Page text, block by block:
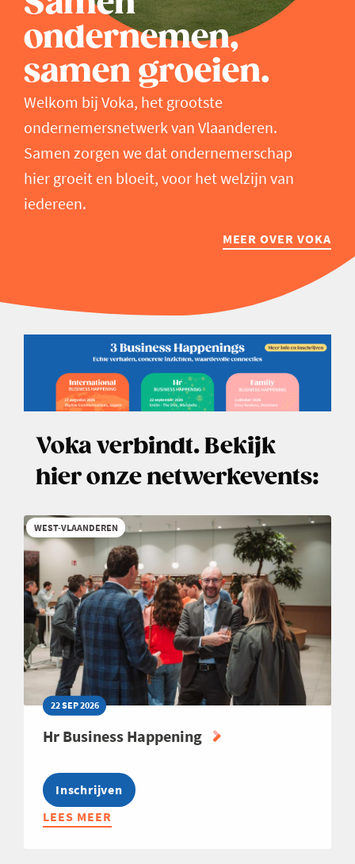
ondernemen,
samen groeien.
Welkom bij Voka, het grootste
ondernemersnetwerk van Vlaanderen.
Samen zorgen we dat ondernemerschap
hier groeit en bloeit, voor het welzijn van
iedereen.
MEER OVER VOKA
Voka verbindt. Bekijk
hier onze netwerkevents:
WEST-VLAANDEREN
22 SEP 2026
Hr Business Happening
Inschrijven
LEES MEER
ABOUT